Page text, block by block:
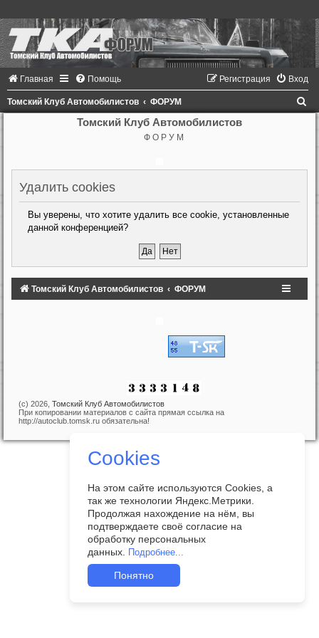
Главная Помощь Вход
Регистрация
Томский Клуб Автомобилистов ФОРУМ
Томский Клуб Автомобилистов
Ф О Р У М
Удалить cookies
Вы уверены, что хотите удалить все cookie, установленные
данной конференцией?
Томский Клуб Автомобилистов ФОРУМ
(c) 2026, Томский Клуб Автомобилистов
При копировании материалов с сайта прямая ссылка на
http://autoclub.tomsk.ru обязательна!
Cookies
На этом сайте используются Cookies, а
так же технологии Яндекс.Метрики.
Продолжая нахождение на нём, вы
подтверждаете своё согласие на
обработку персональных
данных.
Подробнее...
Понятно